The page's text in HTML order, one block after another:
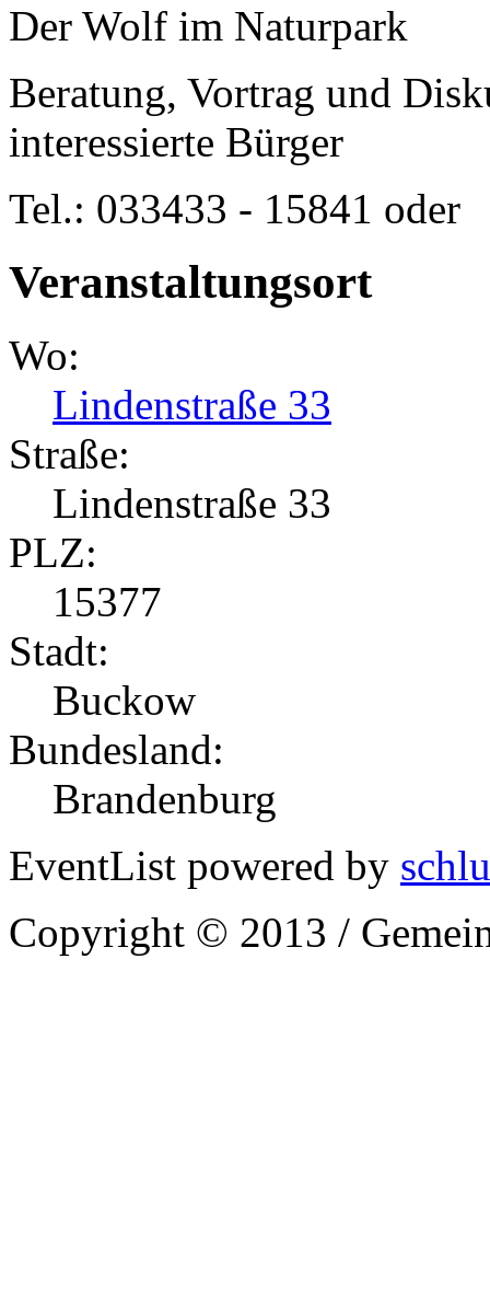
Der Wolf im Naturpark
Beratung, Vortrag und
interessierte Bürger
Tel.: 033433 - 15841 oder
Veranstaltungsort
Wo:
Lindenstraße 33
Straße:
Lindenstraße 33
PLZ:
15377
Stadt:
Buckow
Bundesland:
Brandenburg
EventList powered by
Copyright © 2013 /